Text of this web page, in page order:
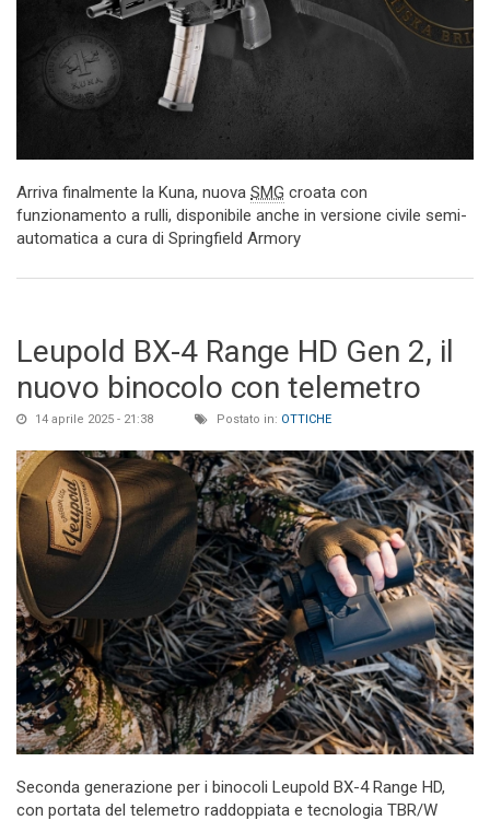
Arriva finalmente la Kuna, nuova SMG croata con
funzionamento a rulli, disponibile anche in versione civile semi-
automatica a cura di Springfield Armory
Leupold BX-4 Range HD Gen 2, il
nuovo binocolo con telemetro
14 aprile 2025 - 21:38 Postato in: OTTICHE
Seconda generazione per i binocoli Leupold BX-4 Range HD,
con portata del telemetro raddoppiata e tecnologia TBR/W